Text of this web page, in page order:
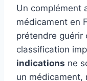
Un complément
médicament en
prétendre guérir
classification
indications ne
un médicament,